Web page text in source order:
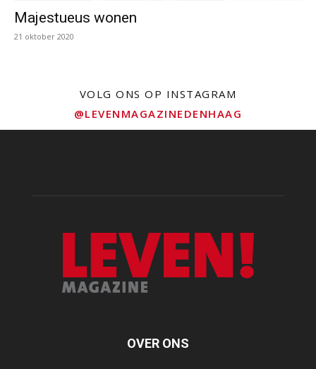
Majestueus wonen
21 oktober 2020
VOLG ONS OP INSTAGRAM
@LEVENMAGAZINEDENHAAG
OVER ONS